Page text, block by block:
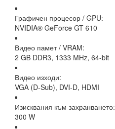
Графичен процесор / GPU:
NVIDIA® GeForce GT 610
Видео памет / VRAM:
2 GB DDR3, 1333 MHz, 64-bit
Видео изходи:
VGA (D-Sub), DVI-D, HDMI
Изисквания към захранването:
300 W